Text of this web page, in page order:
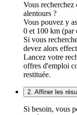
Vous recherchez
alentours ?
Vous pouvez y
0 et 100 km (par
Si vous
devez alors
Lancez votre
offres d'emploi
restituée.
2. Affiner les
Si besoin, vous